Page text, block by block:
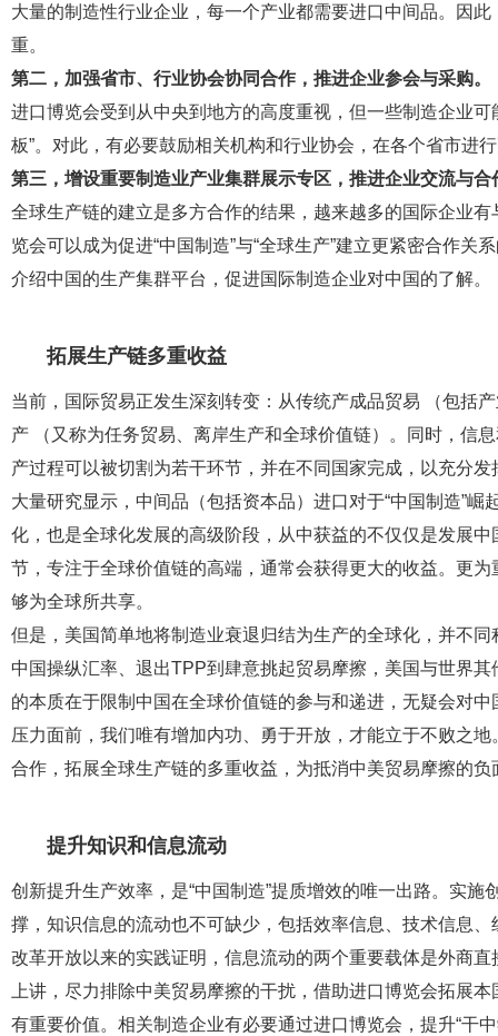
大量的制造性行业企业，每一个产业都需要进口中间品。因
重。
第二，加强省市、行业协会协同合作，推进企业参会与采购。
进口博览会受到从中央到地方的高度重视，但一些制造企业
板”。对此，有必要鼓励相关机构和行业协会，在各个省市进
第三，增设重要制造业产业集群展示专区，推进企业交流与合
全球生产链的建立是多方合作的结果，越来越多的国际企业
览会可以成为促进“中国制造”与“全球生产”建立更紧密合作
介绍中国的生产集群平台，促进国际制造企业对中国的了解。
拓展生产链多重收益
当前，国际贸易正发生深刻转变：从传统产成品贸易 （包括
产 （又称为任务贸易、离岸生产和全球价值链）。同时，信
产过程可以被切割为若干环节，并在不同国家完成，以充分
大量研究显示，中间品（包括资本品）进口对于“中国制造”
化，也是全球化发展的高级阶段，从中获益的不仅仅是发展
节，专注于全球价值链的高端，通常会获得更大的收益。更
够为全球所共享。
但是，美国简单地将制造业衰退归结为生产的全球化，并不
中国操纵汇率、退出TPP到肆意挑起贸易摩擦，美国与世界
的本质在于限制中国在全球价值链的参与和递进，无疑会对
压力面前，我们唯有增加内功、勇于开放，才能立于不败之
合作，拓展全球生产链的多重收益，为抵消中美贸易摩擦的负
提升知识和信息流动
创新提升生产效率，是“中国制造”提质增效的唯一出路。实
撑，知识信息的流动也不可缺少，包括效率信息、技术信息
改革开放以来的实践证明，信息流动的两个重要载体是外商
上讲，尽力排除中美贸易摩擦的干扰，借助进口博览会拓展
有重要价值。相关制造企业有必要通过进口博览会，提升“干